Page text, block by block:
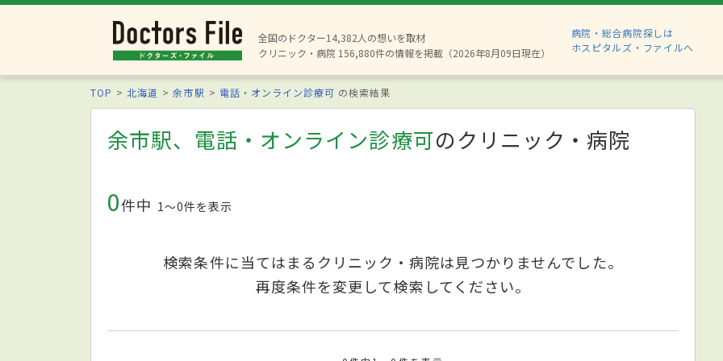
全国のドクター14,382人の想いを取材
クリニック・病院 156,880件の情報を掲載（2026年8月09日現在）
病院・総合病院探しは
ホスピタルズ・ファイルへ
TOP 北海道 余市駅 電話・オンライン診療可 の検索結果
余市駅、電話・オンライン診療可のクリニック・病院
0件中 1〜0件を表示
検索条件に当てはまるクリニック・病院は見つかりませんでした。
再度条件を変更して検索してください。